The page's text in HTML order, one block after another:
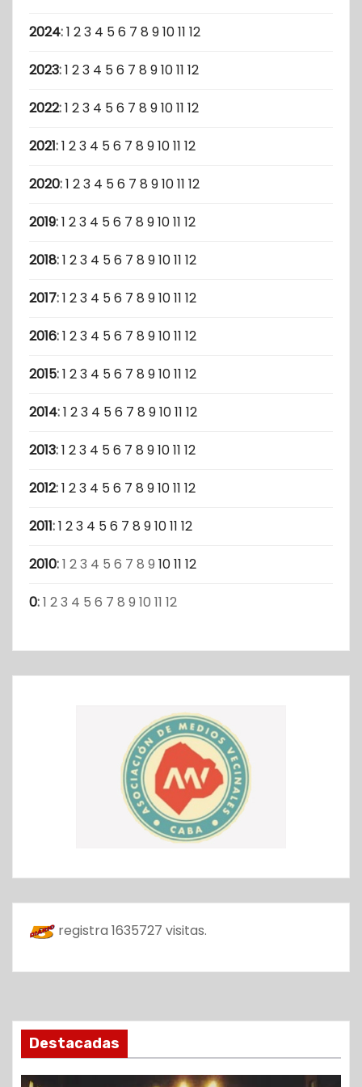
2024:1 23 4 56 7 8 91011 12
2023:1 23 4 56 7 8 91011 12
2022:1 23 4 56 7 8 91011 12
2021:1 23 4 56 7 8 91011 12
2020:1 23 4 56 7 8 91011 12
2019:1 23 4 56 7 8 91011 12
2018:1 23 4 56 7 8 91011 12
2017:1 23 4 56 7 8 91011 12
2016:1 23 4 56 7 8 91011 12
2015:1 23 4 56 7 8 91011 12
2014:1 23 4 56 7 8 91011 12
2013:1 23 4 56 7 8 91011 12
2012:1 23 4 56 7 8 91011 12
2011:1 23 4 56 7 8 91011 12
2010:1 23 4 5 6 7 8 9 1011 12
0:1 23 4 5 6 7 8 9 10 11 12
registra 1635727 visitas.
Destacadas